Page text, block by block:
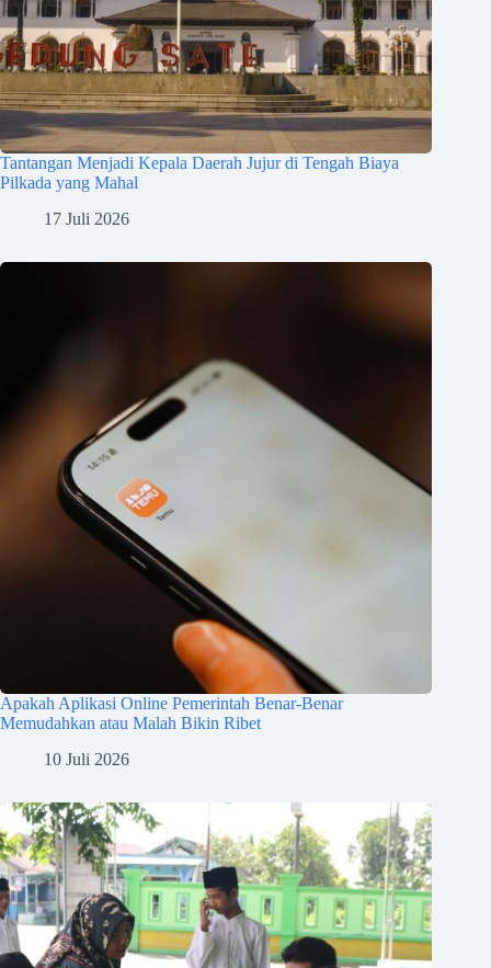
Tantangan Menjadi Kepala Daerah Jujur di Tengah Biaya
Pilkada yang Mahal
17 Juli 2026
Apakah Aplikasi Online Pemerintah Benar-Benar
Memudahkan atau Malah Bikin Ribet
10 Juli 2026